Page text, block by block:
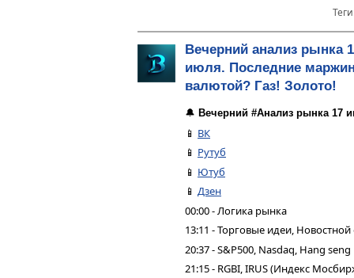
Вечерний анализ рынка
июля. Последние
валютой? Газ! Золото!
🔔 Вечерний #Анализ рынка 17
📱 ВК
📱 Рутуб
📱 Ютуб
📱 Дзен
00:00 - Логика рынка
13:11 - Торговые идеи,
20:37 - S&P500, Nasdaq, Hang seng
21:15 - RGBI, IRUS (Индекс